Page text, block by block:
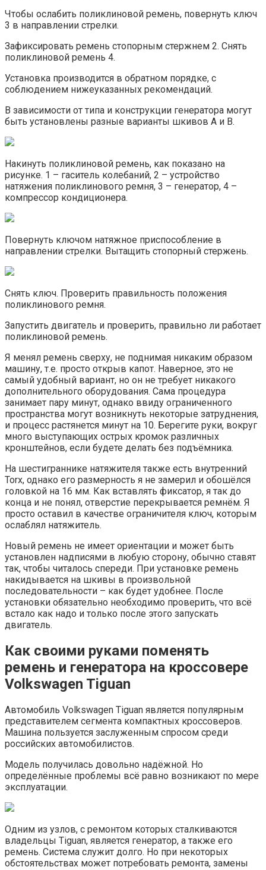
Чтобы ослабить поликлиновой ремень, повернуть ключ
3 в направлении стрелки.
Зафиксировать ремень стопорным стержнем 2. Снять
поликлиновой ремень 4.
Установка производится в обратном порядке, с
соблюдением нижеуказанных рекомендаций.
В зависимости от типа и конструкции генератора могут
быть установлены разные варианты шкивов A и B.
Накинуть поликлиновой ремень, как показано на
рисунке. 1 – гаситель колебаний, 2 – устройство
натяжения поликлинового ремня, 3 – генератор, 4 –
компрессор кондиционера.
Повернуть ключом натяжное приспособление в
направлении стрелки. Вытащить стопорный стержень.
Снять ключ. Проверить правильность положения
поликлинового ремня.
Запустить двигатель и проверить, правильно ли работает
поликлиновой ремень.
Я менял ремень сверху, не поднимая никаким образом
машину, т.е. просто открыв капот. Наверное, это не
самый удобный вариант, но он не требует никакого
дополнительного оборудования. Сама процедура
занимает пару минут, однако ввиду ограниченного
пространства могут возникнуть некоторые затруднения,
и процесс растянется минут на 10. Берегите руки, вокруг
много выступающих острых кромок различных
кронштейнов, если будете делать без подъёмника.
На шестиграннике натяжителя также есть внутренний
Torx, однако его размерность я не замерил и обошёлся
головкой на 16 мм. Как вставлять фиксатор, я так до
конца и не понял, отверстие перекрывается ремнём. Я
просто оставил в качестве ограничителя ключ, которым
ослаблял натяжитель.
Новый ремень не имеет ориентации и может быть
установлен надписями в любую сторону, обычно ставят
так, чтобы читалось спереди. При установке ремень
накидывается на шкивы в произвольной
последовательности – как будет удобнее. После
установки обязательно необходимо проверить, что всё
встало как надо и только после этого запускать
двигатель.
Как своими руками поменять
ремень и генератора на кроссовере
Volkswagen Tiguan
Автомобиль Volkswagen Tiguan является популярным
представителем сегмента компактных кроссоверов.
Машина пользуется заслуженным спросом среди
российских автомобилистов.
Модель получилась довольно надёжной. Но
определённые проблемы всё равно возникают по мере
эксплуатации.
Одним из узлов, с ремонтом которых сталкиваются
владельцы Tiguan, является генератор, а также его
ремень. Система служит долго. Но при некоторых
обстоятельствах может потребовать ремонта, замены